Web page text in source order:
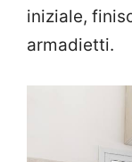
iniziale,
armadietti.